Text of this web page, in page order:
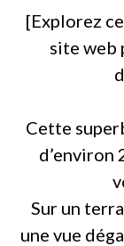
[Explorez
site web
Cette
d’environ
Sur un
une vue